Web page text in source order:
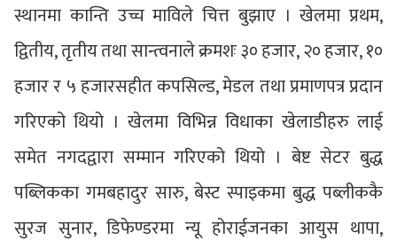
स्थानमा कान्ति उच्च माविले चित्त बुझाए । खेलमा प्रथम,
द्वितीय, तृतीय तथा सान्त्वनाले क्रमशः ३० हजार, २० हजार, १०
हजार र ५ हजारसहीत कपसिल्ड, मेडल तथा प्रमाणपत्र प्रदान
गरिएको थियो । खेलमा विभिन्न विधाका खेलाडीहरु लाई
समेत नगदद्वारा सम्मान गरिएको थियो । बेष्ट सेटर बुद्ध
पब्लिकका गमबहादुर सारु, बेस्ट स्पाइकमा बुद्ध पब्लीककै
सुरज सुनार, डिफेण्डरमा न्यू होराईजनका आयुस थापा,